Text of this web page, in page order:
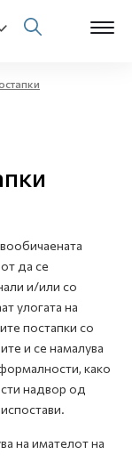
да се
и/или со
улогата на
постапки со
и се намалува
како
надвор од
на имателот на